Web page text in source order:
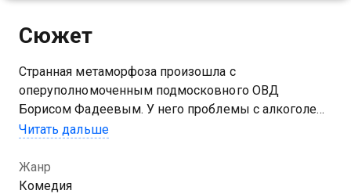
Сюжет
Странная метаморфоза произошла с
оперуполномоченным подмосковного ОВД
Борисом Фадеевым. У него проблемы с алкоголем,
депрессия и сложная ситуация в семье. Тихий борец
которого было спихнуть с себя ответственность на
других и ничего не делать, преображается до
Читать дальше
Жанр
Комедия